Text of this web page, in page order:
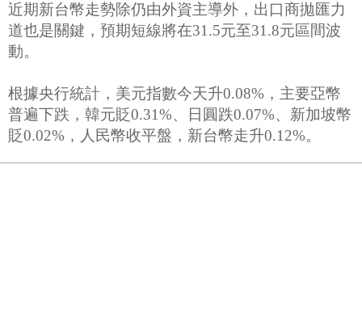
近期新台幣走勢除仍由外資主導外，出口商拋匯力
道也是關鍵，預期短線將在31.5元至31.8元區間波
動。
根據央行統計，美元指數今天升0.08%，主要亞幣
普遍下跌，韓元貶0.31%、日圓跌0.07%、新加坡幣
貶0.02%，人民幣收平盤，新台幣走升0.12%。